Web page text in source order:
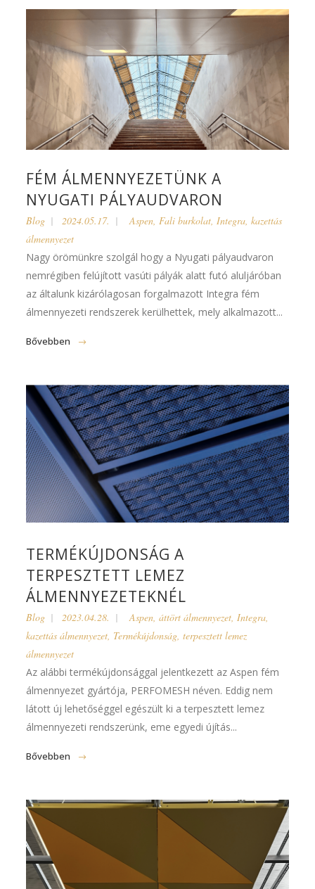
FÉM ÁLMENNYEZETÜNK A
NYUGATI PÁLYAUDVARON
Blog 2024.05.17. Aspen,Fali burkolat,Integra,kazettás
álmennyezet
Nagy örömünkre szolgál hogy a Nyugati pályaudvaron
nemrégiben felújított vasúti pályák alatt futó aluljáróban
az általunk kizárólagosan forgalmazott Integra fém
álmennyezeti rendszerek kerülhettek, mely alkalmazott...
Bővebben
TERMÉKÚJDONSÁG A
TERPESZTETT LEMEZ
ÁLMENNYEZETEKNÉL
Blog 2023.04.28. Aspen,áttört álmennyezet,Integra,
kazettás álmennyezet, Termékújdonság,terpesztett lemez
álmennyezet
Az alábbi termékújdonsággal jelentkezett az Aspen fém
álmennyezet gyártója, PERFOMESH néven. Eddig nem
látott új lehetőséggel egészült ki a terpesztett lemez
álmennyezeti rendszerünk, eme egyedi újítás...
Bővebben